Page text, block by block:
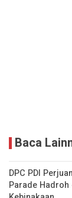
Baca
DPC PDI
Parade